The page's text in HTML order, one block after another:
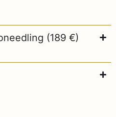
(189 €)